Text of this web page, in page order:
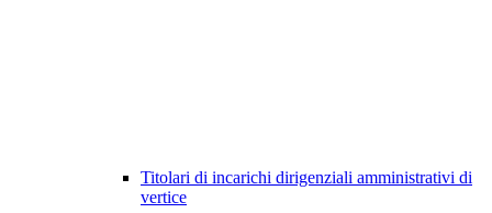
Titolari di incarichi dirigenziali amministrativi di
vertice